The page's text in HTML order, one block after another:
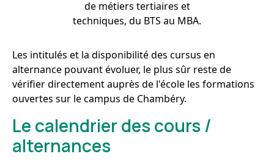
de métiers tertiaires et
techniques, du BTS au MBA.
Les intitulés et la disponibilité des cursus en
alternance pouvant évoluer, le plus sûr reste de
vérifier directement auprès de l'école les formations
ouvertes sur le campus de Chambéry.
Le calendrier des cours /
alternances